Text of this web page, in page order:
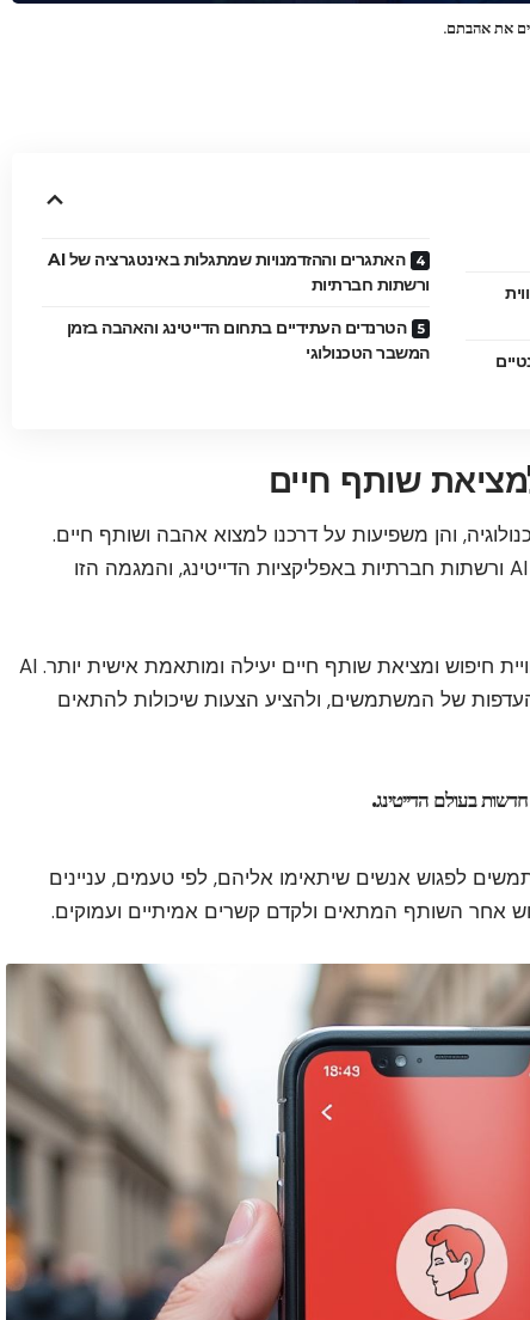
את אהבתם.
האתגרים וההזדמנויות שמתגלות באינטגרציה של AI
ורשתות חברתיות
הטרנדים העתידיים בתחום הדייטינג והאהבה בזמן
המשבר הטכנולוגי
שותף חיים
והן משפיעות על דרכנו למצוא אהבה ושותף חיים.
בעשור האחרון, ראינו אינטגרציה גדולה של AI ורשתות חברתיות באפליקציות הדייטינג, והמגמה הזו
השילוב בין AI ורשתות חברתיות מאפשר חוויית חיפוש ומציאת שותף חיים יעילה ומותאמת אישית יותר. AI
של המשתמשים, ולהציע הצעות שיכולות להתאים
לפגוש אנשים שיתאימו אליהם, לפי טעמים, עניינים
אחר השותף המתאים ולקדם קשרים אמיתיים ועמוקים.